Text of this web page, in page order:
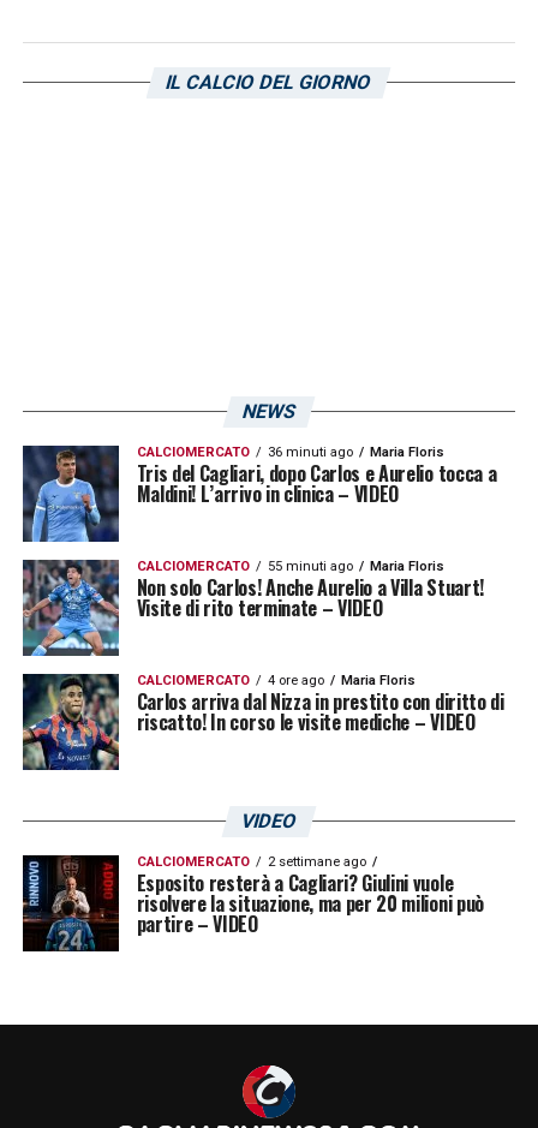
dovuto riprendere ritmo. Ma ora mi trovo
IL CALCIO DEL GIORNO
NEWS
CALCIOMERCATO 36 minuti ago Maria Floris
Tris del Cagliari, dopo Carlos e Aurelio tocca a
Maldini! L’arrivo in clinica – VIDEO
CALCIOMERCATO 55 minuti ago Maria Floris
Non solo Carlos! Anche Aurelio a Villa Stuart!
Visite di rito terminate – VIDEO
CALCIOMERCATO 4 ore ago Maria Floris
Carlos arriva dal Nizza in prestito con diritto di
riscatto! In corso le visite mediche – VIDEO
VIDEO
CALCIOMERCATO 2 settimane ago
Esposito resterà a Cagliari? Giulini vuole
risolvere la situazione, ma per 20 milioni può
partire – VIDEO